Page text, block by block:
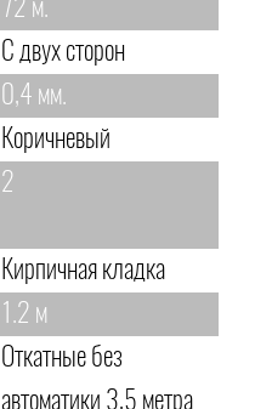
72 м.
С двух сторон
0,4 мм.
Коричневый
2
Кирпичная кладка
1.2 м
Откатные без
автоматики 3,5 метра